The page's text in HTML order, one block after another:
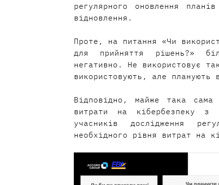
регулярного оновлення
відновлення.
Проте, на питання «Чи
для прийняття рішень?»
негативно. Не використовує
використовують, але планують
Відповідно, майже така сама
витрати на кібербезпеку
учасників дослідження
необхідного рівня витрат на